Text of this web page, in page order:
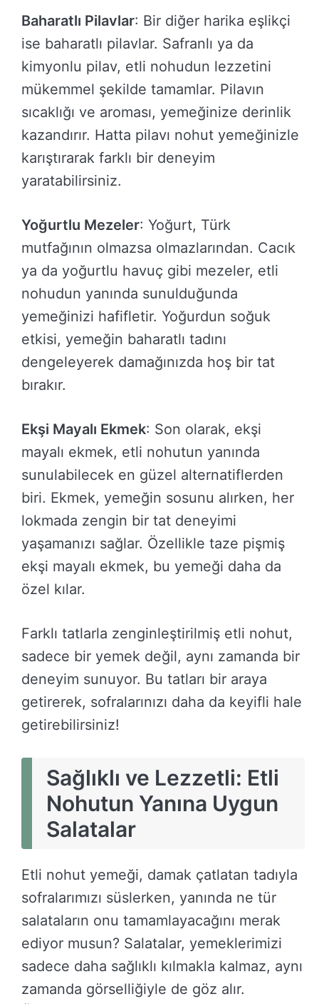
Baharatlı Pilavlar: Bir diğer harika eşlikçi
ise baharatlı pilavlar. Safranlı ya da
kimyonlu pilav, etli nohudun lezzetini
mükemmel şekilde tamamlar. Pilavın
sıcaklığı ve aroması, yemeğinize derinlik
kazandırır. Hatta pilavı nohut yemeğinizle
karıştırarak farklı bir deneyim
yaratabilirsiniz.
Yoğurtlu Mezeler: Yoğurt, Türk
mutfağının olmazsa olmazlarından. Cacık
ya da yoğurtlu havuç gibi mezeler, etli
nohudun yanında sunulduğunda
yemeğinizi hafifletir. Yoğurdun soğuk
etkisi, yemeğin baharatlı tadını
dengeleyerek damağınızda hoş bir tat
bırakır.
Ekşi Mayalı Ekmek: Son olarak, ekşi
mayalı ekmek, etli nohutun yanında
sunulabilecek en güzel alternatiflerden
biri. Ekmek, yemeğin sosunu alırken, her
lokmada zengin bir tat deneyimi
yaşamanızı sağlar. Özellikle taze pişmiş
ekşi mayalı ekmek, bu yemeği daha da
özel kılar.
Farklı tatlarla zenginleştirilmiş etli nohut,
sadece bir yemek değil, aynı zamanda bir
deneyim sunuyor. Bu tatları bir araya
getirerek, sofralarınızı daha da keyifli hale
getirebilirsiniz!
Sağlıklı ve Lezzetli: Etli
Nohutun Yanına Uygun
Salatalar
Etli nohut yemeği, damak çatlatan tadıyla
sofralarımızı süslerken, yanında ne tür
salataların onu tamamlayacağını merak
ediyor musun? Salatalar, yemeklerimizi
sadece daha sağlıklı kılmakla kalmaz, aynı
zamanda görselliğiyle de göz alır.